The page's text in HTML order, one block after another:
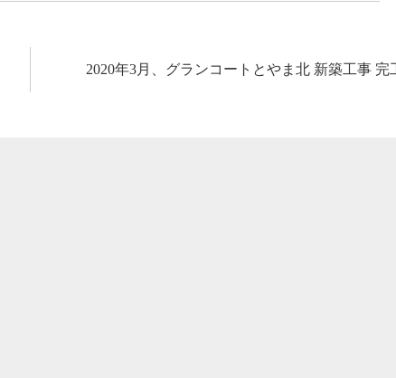
2020年3月、グランコートとやま北 新築工事 完